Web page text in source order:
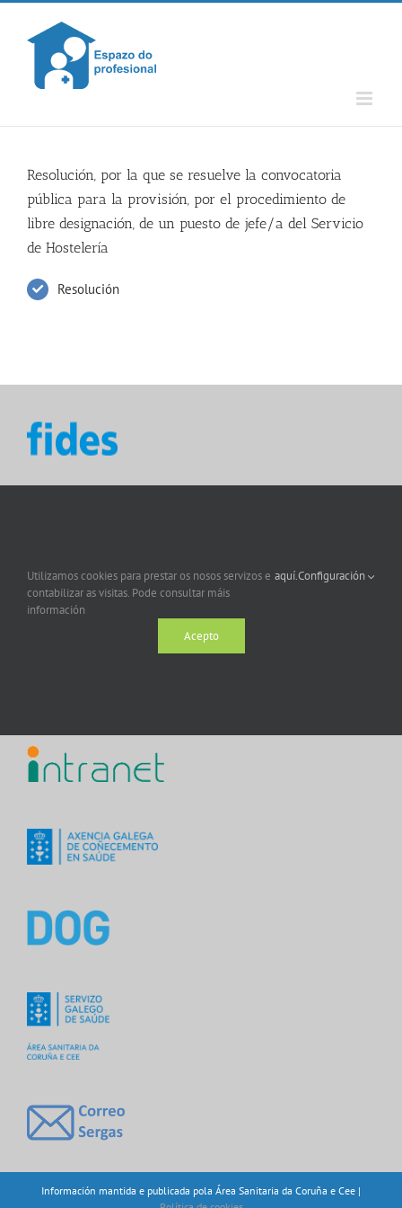
Skip
content
Resolución, por la que se resuelve la convocatoria
pública para la provisión, por el procedimiento de
libre designación, de un puesto de jefe/a del Servicio
de Hostelería
Resolución
Información mantida e publicada pola Área Sanitaria da Coruña e Cee |
Utilizamos cookies para prestar os nosos servizos e
contabilizar as visitas. Pode consultar máis
información
aquí.Configuración
Acepto